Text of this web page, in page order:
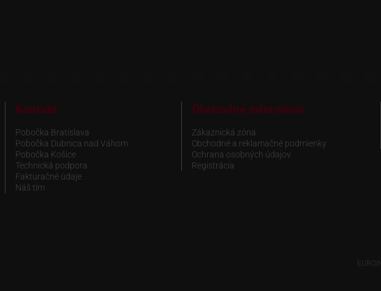
Kontakt
Pobočka Bratislava
Pobočka Dubnica nad Váhom
Pobočka Košice
Technická podpora
Fakturačné údaje
Náš tím
Obchodné informácie
Zákaznická zóna
Obchodné a reklamačné podmienky
Ochrana osobných údajov
Registrácia